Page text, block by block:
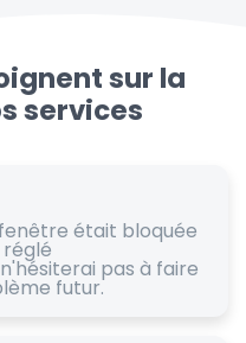
sur la
services
était bloquée
pas à faire
futur.